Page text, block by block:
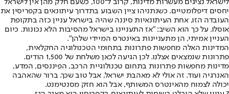
לישראל נציגים מעשרות מדינות, קרוב ל־100, כשעם חלק מהן אין לישראל
יחסים דיפלומטיים. כשנתניהו ציין השבוע בתדרוך עיתונאים בקפריסין את
העובדה הזו, אחת העיתונאיות סיננה שהיה בישראל עניין כזה בתקופת
אוסלו. על כך הוא השיב: "אז התעניינו בישראל מהסיבות הלא נכונות. כיום
העניין אמיתי, הן מתעניינות באינטרס המיידי שלהן".
המדינות האלה מחפשות פתרונות בתחומי הטכנולוגיה החקלאית,
פתרונות שנמצאים אצלנו. לכן הגיעה לכאן משלחת של 1,500 הודים.
מדינות מחפשות פתרונות בתחום טכנולוגיית הרכב, הפיננסים, המדע,
האנרגיה ועוד. זה אולי לא מאהבת ישראל, אבל טוב שכך. ברור שהאהבה
יכולה לצמוח מהאינטרס המשותף, אבל הוא חזק מסנטימנט.